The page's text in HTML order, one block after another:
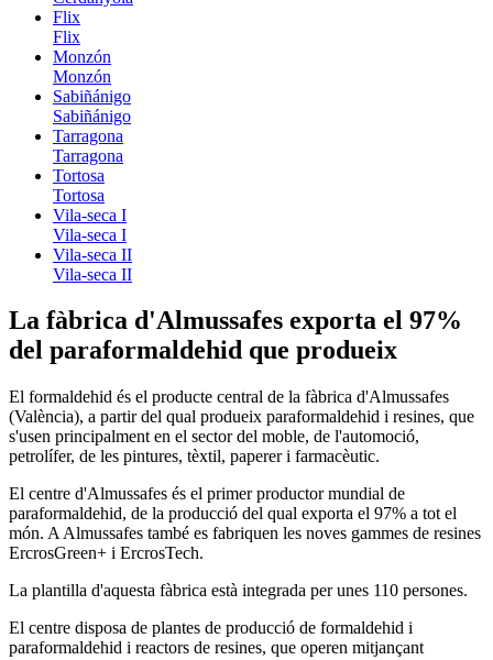
Flix
Flix
Monzón
Monzón
Sabiñánigo
Sabiñánigo
Tarragona
Tarragona
Tortosa
Tortosa
Vila-seca I
Vila-seca I
Vila-seca II
Vila-seca II
La fàbrica d'Almussafes exporta el 97%
del paraformaldehid que produeix
El formaldehid és el producte central de la fàbrica d'Almussafes
(València), a partir del qual produeix paraformaldehid i resines, que
s'usen principalment en el sector del moble, de l'automoció,
petrolífer, de les pintures, tèxtil, paperer i farmacèutic.
El centre d'Almussafes és el primer productor mundial de
paraformaldehid, de la producció del qual exporta el 97% a tot el
món. A Almussafes també es fabriquen les noves gammes de resines
ErcrosGreen+ i ErcrosTech.
La plantilla d'aquesta fàbrica està integrada per unes 110 persones.
El centre disposa de plantes de producció de formaldehid i
paraformaldehid i reactors de resines, que operen mitjançant